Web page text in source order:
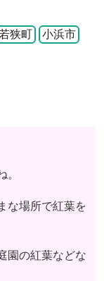
若狭町 小浜市
。
な場所で紅葉を
園の紅葉などな